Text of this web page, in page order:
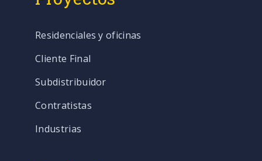
Residenciales y oficinas
Cliente Final
Subdistribuidor
Contratistas
Industrias